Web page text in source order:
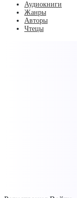
Аудиокниги
Жанры
Авторы
Чтецы